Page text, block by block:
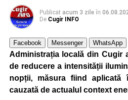
Publicat acum 3 zile în
De Cugir INFO
Facebook Messenger WhatsApp
Administrația locală din Cugir
de reducere a intensității
nopții, măsura fiind aplicată
cauzată de actualul context